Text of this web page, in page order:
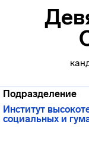
Подразделение
Институт
социальных и